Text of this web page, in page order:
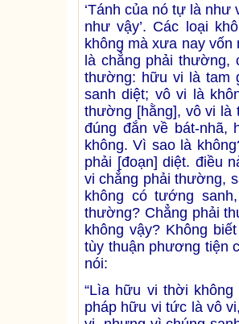
‘Tánh của nó tự là như
như vậy’. Các loại
không mà xưa nay
là chẳng phải thường,
thường: hữu vi là tam
sanh diệt; vô vi là
thường [hằng], vô vi
đúng đắn về bát-
không. Vì sao là
phải [đoạn] diệt. điều
vi chẳng phải thường,
không có tướng
thường? Chẳng phải
không vậy? Không
tùy thuận phương tiện
nói:
“Lìa hữu vi thời
pháp hữu vi tức là vô